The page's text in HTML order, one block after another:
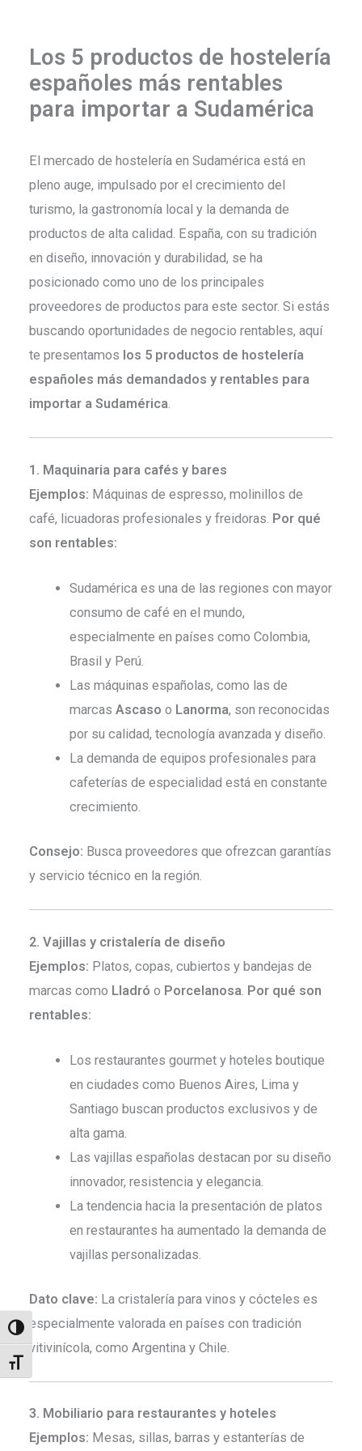
Alternar alto contraste
Alternar tamaño de letra
Los 5 productos de hostelería
españoles más rentables
para importar a Sudamérica
El mercado de hostelería en Sudamérica está en
pleno auge, impulsado por el crecimiento del
turismo, la gastronomía local y la demanda de
productos de alta calidad. España, con su tradición
en diseño, innovación y durabilidad, se ha
posicionado como uno de los principales
proveedores de productos para este sector. Si estás
buscando oportunidades de negocio rentables, aquí
te presentamos los 5 productos de hostelería
españoles más demandados y rentables para
importar a Sudamérica.
1. Maquinaria para cafés y bares
Ejemplos: Máquinas de espresso, molinillos de
café, licuadoras profesionales y freidoras. Por qué
son rentables:
Sudamérica es una de las regiones con mayor
consumo de café en el mundo,
especialmente en países como Colombia,
Brasil y Perú.
Las máquinas españolas, como las de
marcas Ascaso o Lanorma, son reconocidas
por su calidad, tecnología avanzada y diseño.
La demanda de equipos profesionales para
cafeterías de especialidad está en constante
crecimiento.
Consejo: Busca proveedores que ofrezcan garantías
y servicio técnico en la región.
2. Vajillas y cristalería de diseño
Ejemplos: Platos, copas, cubiertos y bandejas de
marcas como Lladró o Porcelanosa Por qué son
rentables:
Los restaurantes gourmet y hoteles boutique
en ciudades como Buenos Aires, Lima y
Santiago buscan productos exclusivos y de
alta gama.
Las vajillas españolas destacan por su diseño
innovador, resistencia y elegancia.
La tendencia hacia la presentación de platos
en restaurantes ha aumentado la demanda de
vajillas personalizadas.
Dato clave: La cristalería para vinos y cócteles es
especialmente valorada en países con tradición
vitivinícola, como Argentina y Chile.
3. Mobiliario para restaurantes y hoteles
Ejemplos: Mesas, sillas, barras y estanterías de